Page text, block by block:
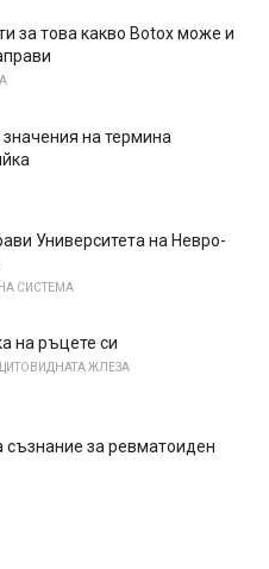
за това какво Botox може и
на термина
Университета на Невро-
СИСТЕМА
на ръцете си
ЖЛЕЗА
съзнание за ревматоиден